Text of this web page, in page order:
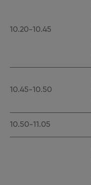
10.20-10.45
10.45-10.50
10.50-11.05